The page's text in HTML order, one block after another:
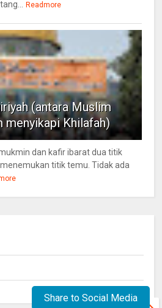
Readmore
(antara Muslim
menyikapi Khilafah)
dan kafir ibarat dua titik
titik temu. Tidak ada
Share to Social Media